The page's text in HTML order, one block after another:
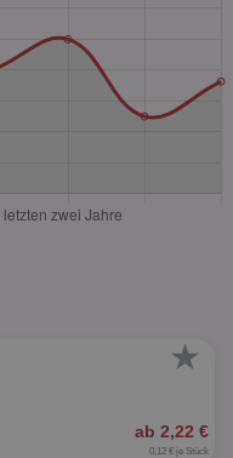
★
ab 2,22 €
0,12 € je Stück